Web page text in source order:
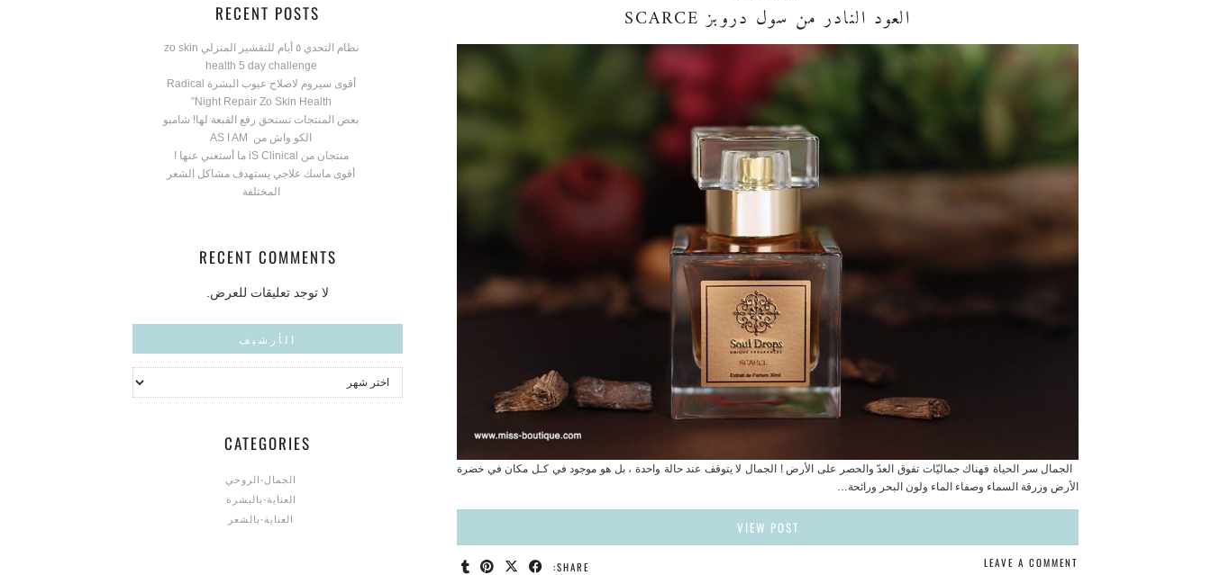
العود النادر من سول دروبز SCARCE
الجمال سر الحياة فهناك جماليّات تفوق العدّ والحصر على الأرض ! الجمال لا يتوقف عند حالة واحدة ، بل هو موجود في كـل مكان في خضرة
الأرض وزرقة السماء وصفاء الماء ولون البحر ورائحة…
VIEW POST
SHARE: LEAVE A COMMENT
RECENT POSTS
نظام التحدي ٥ أيام للتقشير المنزلي zo skin
health 5 day challenge
أقوى سيروم لاصلاح عيوب البشرة Radical
Night Repair Zo Skin Health”
بعض المنتجات تستحق رفع القبعة لها! شامبو
الكو واش من AS I AM
منتجان من iS Clinical ما أستغني عنها !
أقوى ماسك علاجي يستهدف مشاكل الشعر
المختلفة
RECENT COMMENTS
لا توجد تعليقات للعرض.
الأرشيف
CATEGORIES
الجمال-الروحي
العناية-بالبشرة
العناية-بالشعر